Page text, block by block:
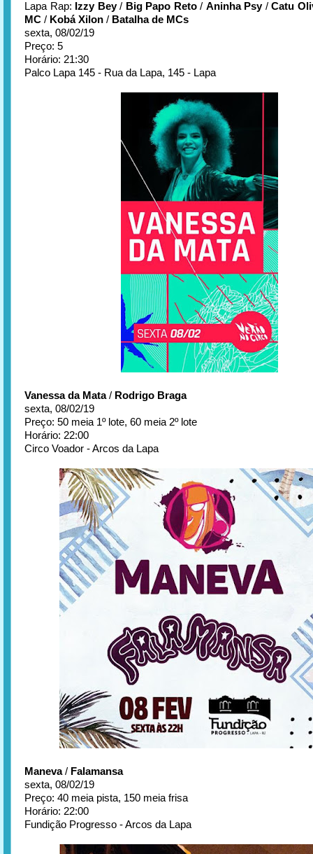
Lapa Rap: Izzy Bey/ Big Papo Reto/ Aninha Psy /Catu
MC / Kobá Xilon / Batalha de MCs
sexta, 08/02/19
Preço: 5
Horário: 21:30
Palco Lapa 145 - Rua da Lapa, 145 - Lapa
Vanessa da Mata/ Rodrigo Braga
sexta, 08/02/19
Preço: 50 meia 1º lote, 60 meia 2º lote
Horário: 22:00
Circo Voador - Arcos da Lapa
Maneva/ Falamansa
sexta, 08/02/19
Preço: 40 meia pista, 150 meia frisa
Horário: 22:00
Fundição Progresso - Arcos da Lapa